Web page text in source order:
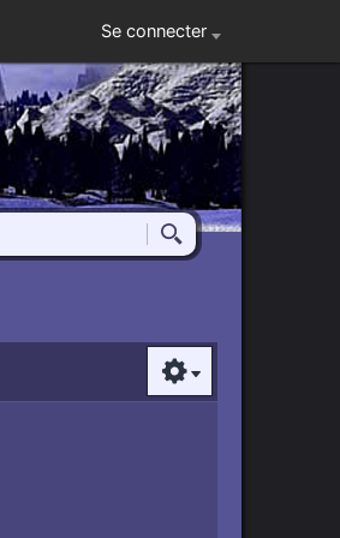
Se connecter
Rechercher
Options